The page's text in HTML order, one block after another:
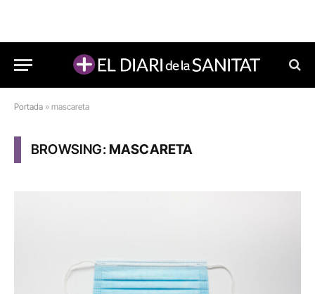
Portada » mascareta
BROWSING:MASCARETA